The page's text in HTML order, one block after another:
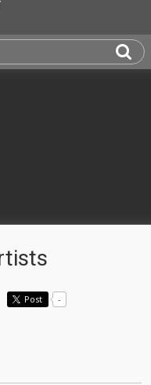
Post -